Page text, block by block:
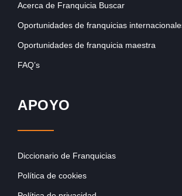
Acerca de Franquicia Buscar
Oportunidades de franquicias
Oportunidades de franquicia maestra
FAQ’s
APOYO
Diccionario de Franquicias
Política de cookies